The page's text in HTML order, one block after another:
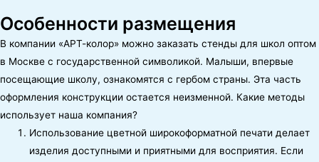
Особенности размещения
В компании «АРТ-колор» можно заказать стенды для школ оптом
в Москве с государственной символикой. Малыши, впервые
посещающие школу, ознакомятся с гербом страны. Эта часть
оформления конструкции остается неизменной. Какие методы
использует наша компания?
Использование цветной широкоформатной печати делает
изделия доступными и приятными для восприятия. Если